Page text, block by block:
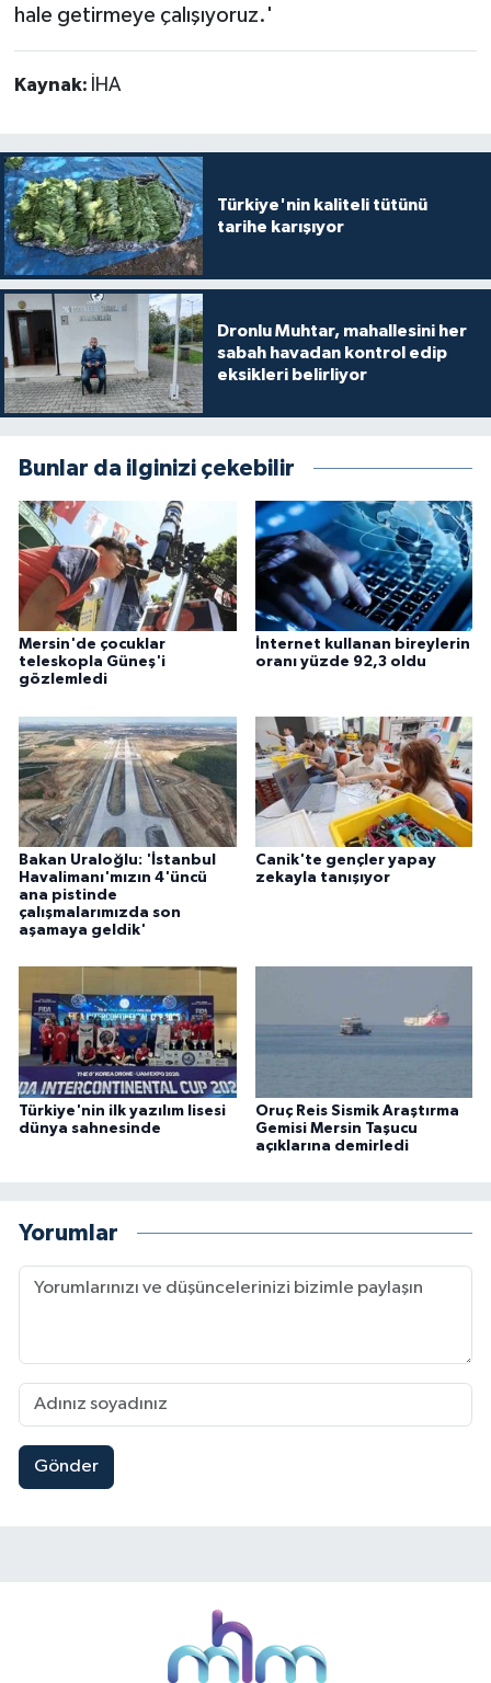
hale getirmeye çalışıyoruz.'
Kaynak: İHA
Türkiye'nin kaliteli tütünü
tarihe karışıyor
Dronlu Muhtar, mahallesini her
sabah havadan kontrol edip
eksikleri belirliyor
Bunlar da ilginizi çekebilir
Mersin'de çocuklar
teleskopla Güneş'i
gözlemledi
İnternet kullanan bireylerin
oranı yüzde 92,3 oldu
Bakan Uraloğlu: 'İstanbul
Havalimanı'mızın 4'üncü
ana pistinde
çalışmalarımızda son
aşamaya geldik'
Canik'te gençler yapay
zekayla tanışıyor
Türkiye'nin ilk yazılım lisesi
dünya sahnesinde
Oruç Reis Sismik Araştırma
Gemisi Mersin Taşucu
açıklarına demirledi
Yorumlar
Gönder